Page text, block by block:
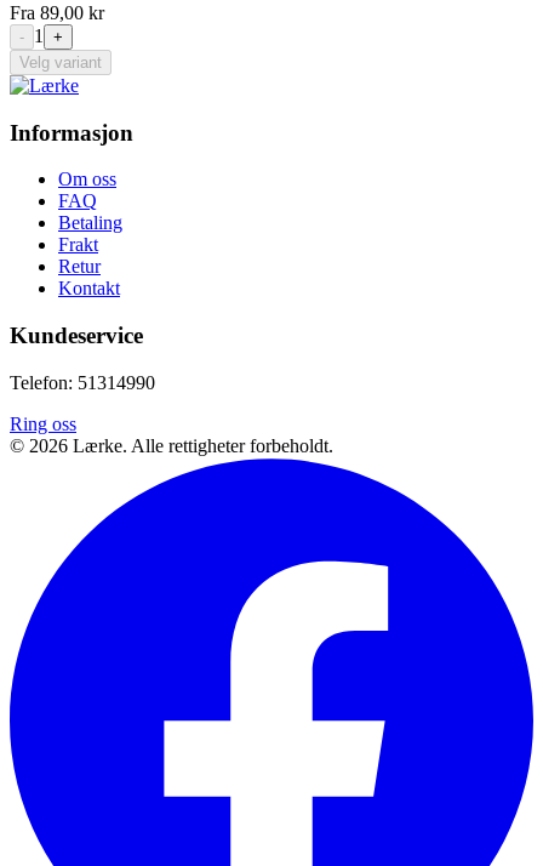
Fra 89,00 kr
- 1
+
Velg variant
Informasjon
Om oss
FAQ
Betaling
Frakt
Retur
Kontakt
Kundeservice
Telefon: 51314990
Ring oss
© 2026 Lærke. Alle rettigheter forbeholdt.